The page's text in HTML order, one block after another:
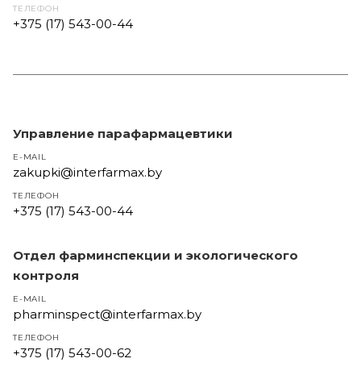
ТЕЛЕФОН
+375 (17) 543-00-44
Управление парафармацевтики
E-MAIL
zakupki@interfarmax.by
ТЕЛЕФОН
+375 (17) 543-00-44
Отдел фарминспекции и экологического
контроля
E-MAIL
pharminspect@interfarmax.by
ТЕЛЕФОН
+375 (17) 543-00-62